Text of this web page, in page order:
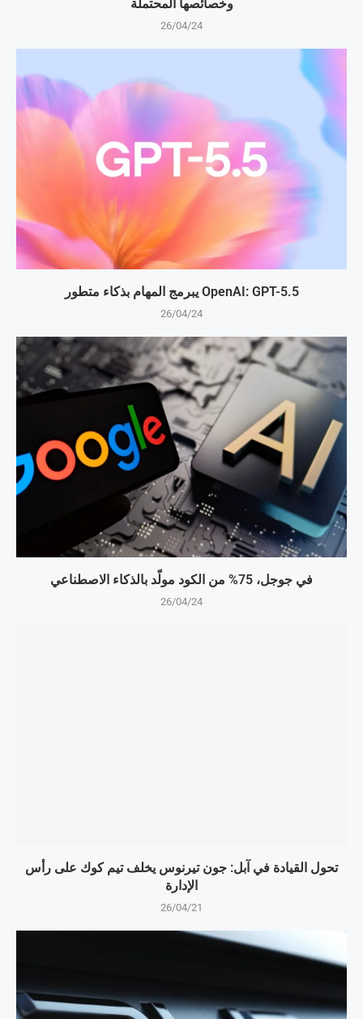
وخصائصها المحتملة
26/04/24
OpenAI: GPT-5.5 يبرمج المهام بذكاء متطور
26/04/24
في جوجل، 75% من الكود مولّد بالذكاء الاصطناعي
26/04/24
تحول القيادة في آبل: جون تيرنوس يخلف تيم كوك على رأس
الإدارة
26/04/21